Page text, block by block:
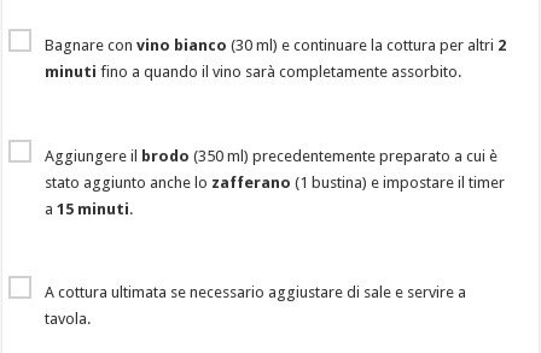
Bagnare convino bianco (30 ml) e continuare la cottura per altri 2
minuti fino a quando il vino sarà completamente assorbito.
Aggiungere il brodo(350 ml) precedentemente preparato a cui è
stato aggiunto anche lo zafferano (1 bustina) e impostare il timer
a15 minuti.
A cottura ultimata se necessario aggiustare di sale e servire a
tavola.